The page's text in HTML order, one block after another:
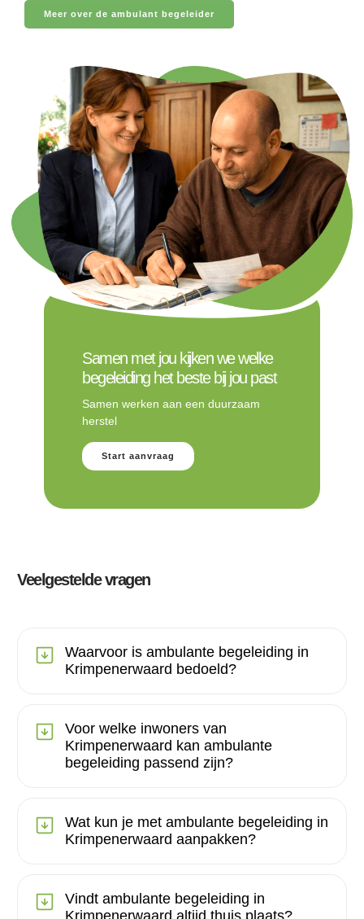
Meer over de ambulant begeleider
Samen met jou kijken we welke
begeleiding het beste bij jou past
Samen werken aan een duurzaam
herstel
Start aanvraag
Veelgestelde vragen
Waarvoor is ambulante begeleiding in
Krimpenerwaard bedoeld?
Voor welke inwoners van
Krimpenerwaard kan ambulante
begeleiding passend zijn?
Wat kun je met ambulante begeleiding in
Krimpenerwaard aanpakken?
Vindt ambulante begeleiding in
Krimpenerwaard altijd thuis plaats?